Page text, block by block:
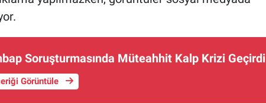
Soruşturmasında Müteahhit Kalp Krizi Geçirdi
Görüntüle